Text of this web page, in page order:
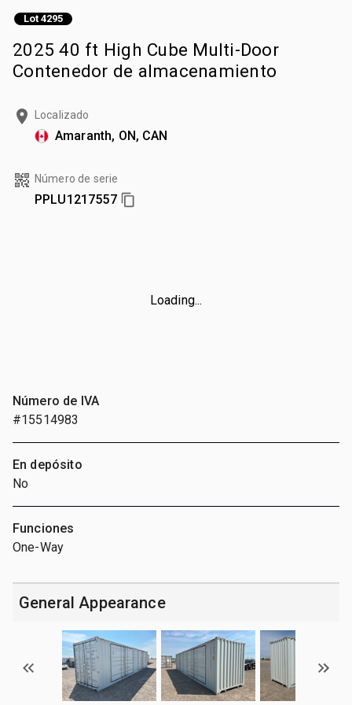
Lot 4295
2025 40 ft High Cube Multi-Door
Contenedor de almacenamiento
Localizado
Amaranth, ON, CAN
Número de serie
PPLU1217557
Loading...
Número de IVA
#15514983
En depósito
No
Funciones
One-Way
General Appearance